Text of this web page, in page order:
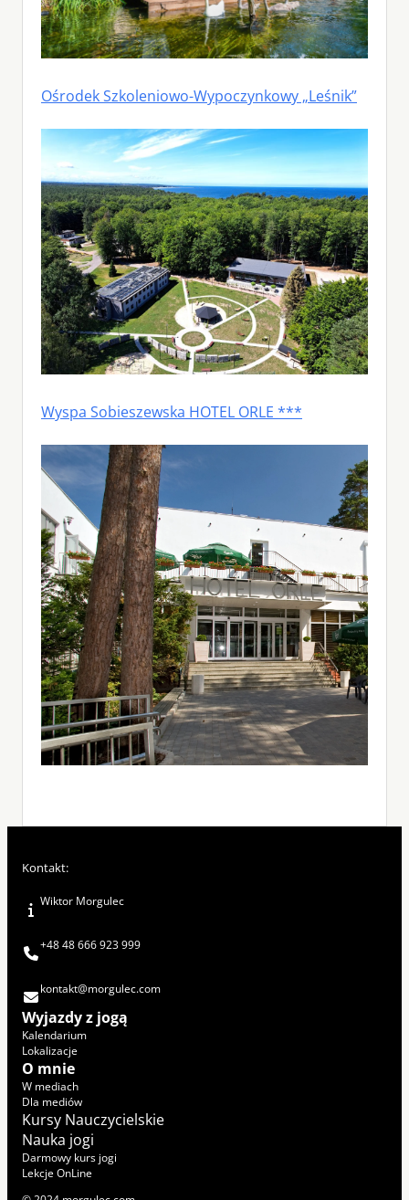
Ośrodek Szkoleniowo-Wypoczynkowy „Leśnik”
Wyspa Sobieszewska HOTEL ORLE ***
Kontakt:
Wiktor Morgulec
+48 48 666 923 999
kontakt@morgulec.com
Wyjazdy z jogą
Kalendarium
Lokalizacje
O mnie
W mediach
Dla mediów
Kursy Nauczycielskie
Nauka jogi
Darmowy kurs jogi
Lekcje OnLine